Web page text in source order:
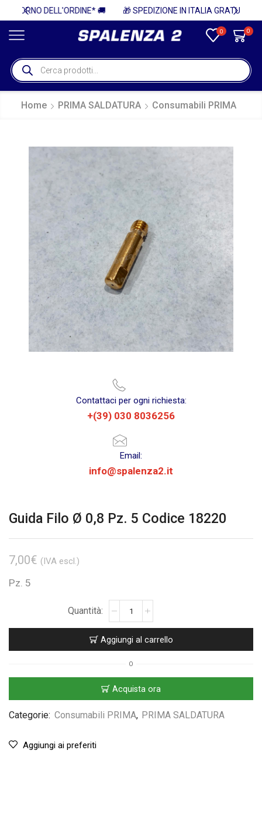
🎁 SPEDIZIONE IN ITALIA GRATUITA PER ORDINI SUPERIORI A 750€ + IVA 🎁
0 0
Home PRIMA SALDATURA Consumabili PRIMA
Contattaci per ogni richiesta:
+(39) 030 8036256
Email:
info@spalenza2.it
Guida Filo Ø 0,8 Pz. 5 Codice 18220
7,00€ (IVA escl.)
Pz. 5
Aggiungi al carrello
O
Acquista ora
Categorie: Consumabili PRIMA, PRIMA SALDATURA
Aggiungi ai preferiti